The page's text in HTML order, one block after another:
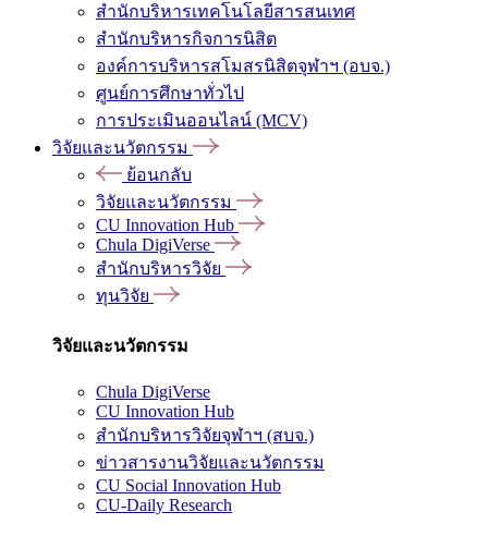
สำนักบริหารเทคโนโลยีสารสนเทศ
สำนักบริหารกิจการนิสิต
องค์การบริหารสโมสรนิสิตจุฬาฯ (อบจ.)
ศูนย์การศึกษาทั่วไป
การประเมินออนไลน์ (MCV)
วิจัยและนวัตกรรม
ย้อนกลับ
วิจัยและนวัตกรรม
CU Innovation Hub
Chula DigiVerse
สำนักบริหารวิจัย
ทุนวิจัย
วิจัยและนวัตกรรม
Chula DigiVerse
CU Innovation Hub
สำนักบริหารวิจัยจุฬาฯ (สบจ.)
ข่าวสารงานวิจัยและนวัตกรรม
CU Social Innovation Hub
CU-Daily Research